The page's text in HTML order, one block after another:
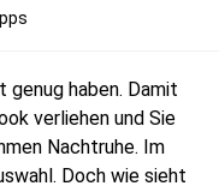
genug haben. Damit
verliehen und Sie
Nachtruhe. Im
Doch wie sieht